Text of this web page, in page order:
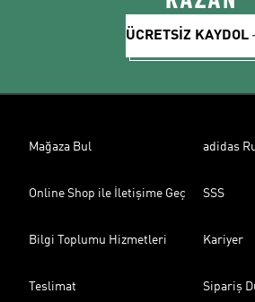
ÜCRETSİZ KAYDOL
Mağaza Bul adidas
Online Shop ile İletişime Geç SSS
Bilgi Toplumu Hizmetleri Kariyer
Teslimat Sipariş